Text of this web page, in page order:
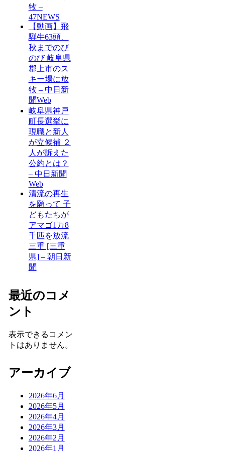
牧 –
47NEWS
【動画】飛
騨牛63頭、
秋までのび
のび 岐阜県
郡上市のス
キー場に放
牧 – 中日新
聞Web
岐阜県神戸
町長選挙に
現職と新人
が立候補 ２
人が訴えた
公約とは？
– 中日新聞
Web
清流の再生
を願って 子
どもたちが
アマゴ1万8
千匹を放流
三重 [三重
県] – 朝日新
聞
最近のコメ
ント
表示できるコメン
トはありません。
アーカイブ
2026年6月
2026年5月
2026年4月
2026年3月
2026年2月
2026年1月